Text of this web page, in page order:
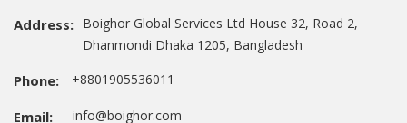
Address: Boighor Global Services Ltd House 32, Road 2,
Dhanmondi Dhaka 1205, Bangladesh
Phone: +8801905536011
Email: info@boighor.com